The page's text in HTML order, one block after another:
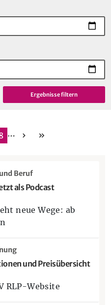
… nächsteletzte
als Podcast
Beruf
neue Wege: ab
und Preisübersicht
RLP-Website